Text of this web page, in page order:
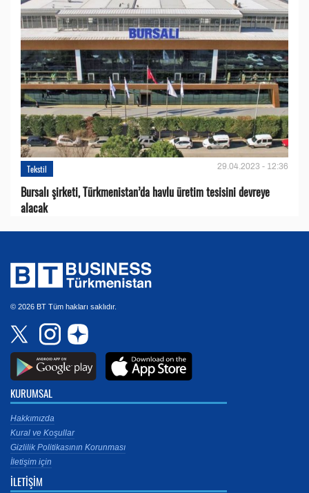
Tekstil 29.04.2023 - 12:36
Bursalı şirketi, Türkmenistan’da havlu üretim tesisini devreye
alacak
© 2026 BT Tüm hakları saklıdır.
KURUMSAL
Hakkımızda
Kural ve Koşullar
Gizlilik Politikasının Korunması
İletişim için
İLETİŞİM